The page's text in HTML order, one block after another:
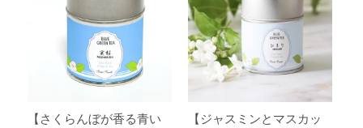
【さくらんぼが香る青い
【ジャスミンとマスカッ